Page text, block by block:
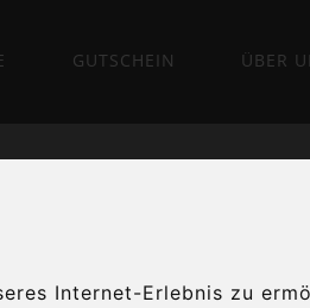
Internet-Erlebnis zu
GUTSCHEIN ÜBER